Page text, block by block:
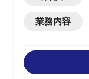
業務内容